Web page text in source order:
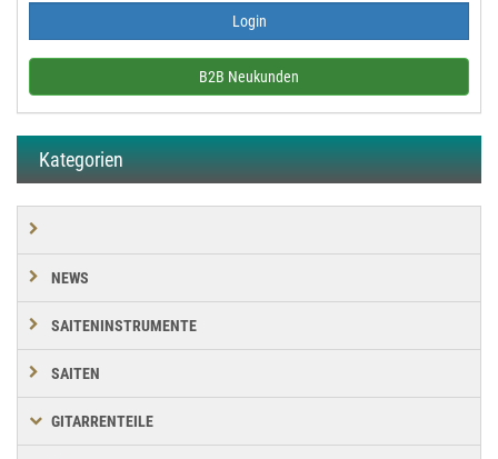
B2B Neukunden
Kategorien
NEWS
SAITENINSTRUMENTE
SAITEN
GITARRENTEILE